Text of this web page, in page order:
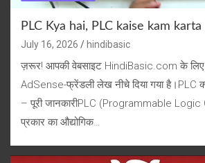
PLC Kya hai, PLC kaise kam karta
July 16, 2026 hindibasic
ज़रूर! आपकी वेबसाइट HindiBasic.com के
AdSense-फ्रेंडली लेख नीचे दिया गया है।PLC
– पूरी जानकारीPLC (Programmable
प्रकार का औद्योगिक…